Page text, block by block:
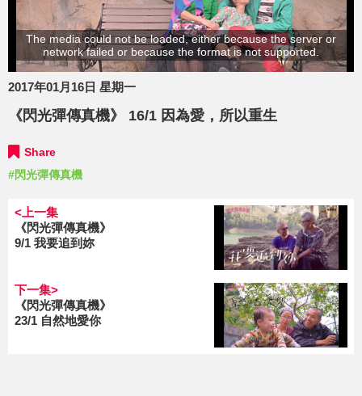
The media could not be loaded, either because the server or
network failed or because the format is not supported.
2017年01月16日 星期一
《閃光彈傳真機》 16/1 因為愛，所以重生
Share
#閃光彈傳真機
<上一集
《閃光彈傳真機》
9/1 我要追到妳
下一集>
《閃光彈傳真機》
23/1 自然地愛你